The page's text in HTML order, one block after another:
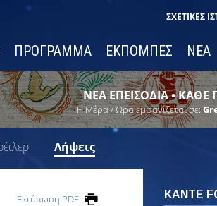
ΣΧΕΤΙΚΈΣ
ΠΡΟΓΡΑΜΜΑ ΕΚΠΟΜΠΕΣ ΝΕΑ
ΝΕΑ ΕΠΕΙΣΟΔΙΑ • ΚΑΘΕ
Η Μέρα / Ώρα εμφανίζεται σε:
Λήψεις
Εκτύπωση PDF ΚΑΝΤΕ